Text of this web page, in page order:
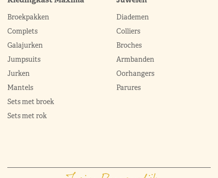
Broekpakken
Complets
Galajurken
Jumpsuits
Jurken
Mantels
Sets met broek
Sets met rok
Diademen
Colliers
Broches
Armbanden
Oorhangers
Parures